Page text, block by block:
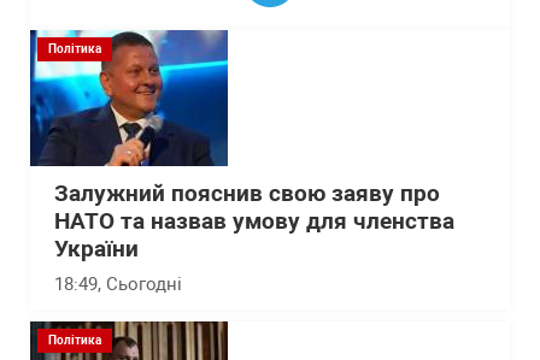
Політика
Залужний пояснив свою заяву про
НАТО та назвав умову для членства
України
18:49, Сьогодні
Політика